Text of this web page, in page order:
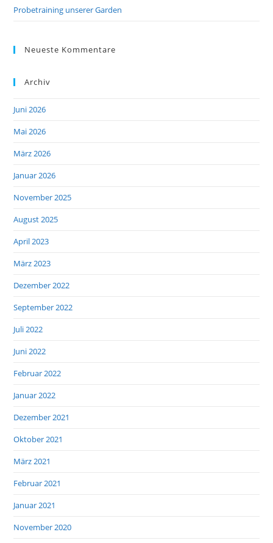
Probetraining unserer Garden
Neueste Kommentare
Archiv
Juni 2026
Mai 2026
März 2026
Januar 2026
November 2025
August 2025
April 2023
März 2023
Dezember 2022
September 2022
Juli 2022
Juni 2022
Februar 2022
Januar 2022
Dezember 2021
Oktober 2021
März 2021
Februar 2021
Januar 2021
November 2020